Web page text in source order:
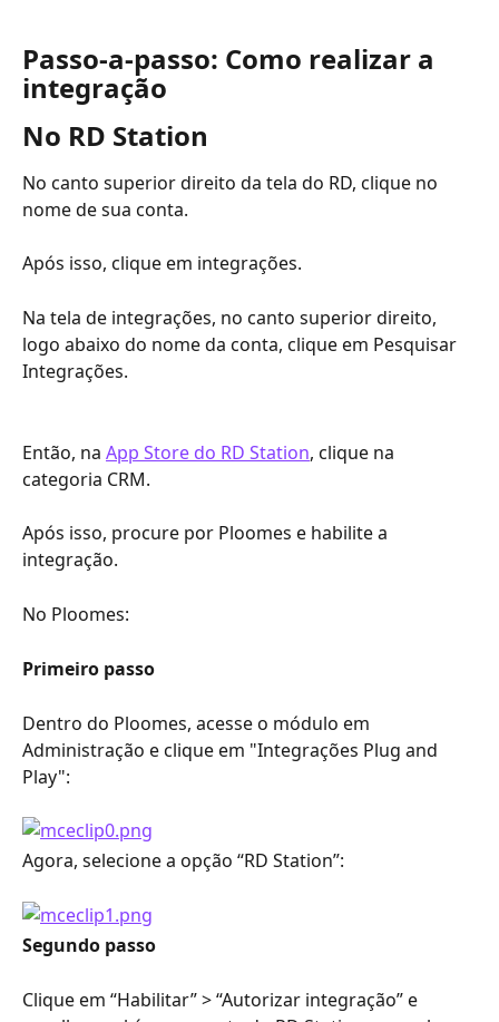
Passo-a-passo: Como realizar a
integração
No RD Station
No canto superior direito da tela do RD, clique no
nome de sua conta.
Após isso, clique em integrações.
Na tela de integrações, no canto superior direito,
logo abaixo do nome da conta, clique em Pesquisar
Integrações.
Então, na App Store do RD Station, clique na
categoria CRM.
Após isso, procure por Ploomes e habilite a
integração.
No Ploomes:
Primeiro passo
Dentro do Ploomes, acesse o módulo em
Administração e clique em "Integrações Plug and
Play":
Agora, selecione a opção “RD Station”:
Segundo passo
Clique em “Habilitar” > “Autorizar integração” e